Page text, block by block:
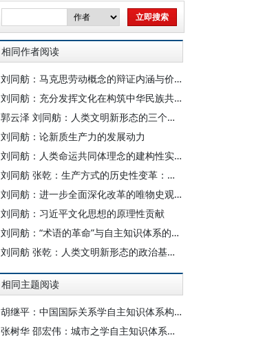
相同作者阅读
刘同舫：马克思劳动概念的辩证内涵与价值旨归
刘同舫：充分发挥文化在构筑中华民族共有精神家园中的重要作用
郭云泽 刘同舫：人类文明新形态的三个基本问题辨析
刘同舫：论新质生产力的发展动力
刘同舫：人类命运共同体理念的建构性实践
刘同舫 张乾：生产方式的历史性变革：中国式文化现代化的实践前提
刘同舫：进一步全面深化改革的唯物史观意蕴
刘同舫：习近平文化思想的原理性贡献
刘同舫：“术语的革命”与自主知识体系的构建
刘同舫 张乾：人类文明新形态的政治基础：国家治理体系的现代化
相同主题阅读
胡继平：中国国际关系学自主知识体系构建的时代转向
张树华 邵宏伟：城市之学自主知识体系正在加快形成